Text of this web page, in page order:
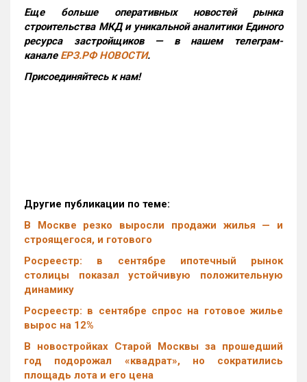
Еще больше оперативных новостей рынка
строительства МКД и уникальной аналитики Единого
ресурса застройщиков — в нашем телеграм-
канале ЕРЗ.РФ НОВОСТИ.
Присоединяйтесь к нам!
Другие публикации по теме:
В Москве резко выросли продажи жилья — и
строящегося, и готового
Росреестр: в сентябре ипотечный рынок
столицы показал устойчивую положительную
динамику
Росреестр: в сентябре спрос на готовое жилье
вырос на 12%
В новостройках Старой Москвы за прошедший
год подорожал «квадрат», но сократились
площадь лота и его цена